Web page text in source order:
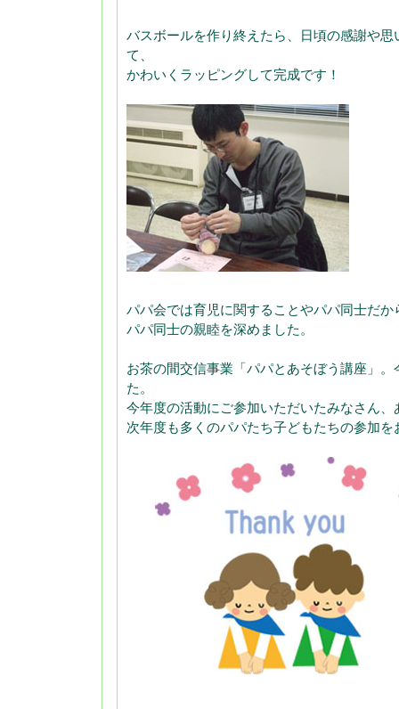
バスボールを作り終えたら、日頃の感謝や
て、
かわいくラッピングして完成です！
パパ会では育児に関することやパパ同士だ
パパ同士の親睦を深めました。
お茶の間交信事業「パパとあそぼう講座」
た。
今年度の活動にご参加いただいたみなさん
次年度も多くのパパたち子どもたちの参加を